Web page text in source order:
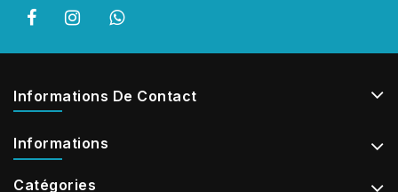
Informations De Contact
Informations
Catégories